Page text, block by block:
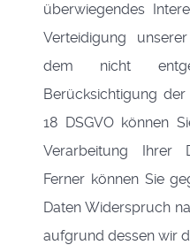
überwiegendes
Verteidigung
dem nicht
Berücksichtigung
18 DSGVO können
Verarbeitung Ihrer
Ferner können Sie
Daten Widerspruch
aufgrund dessen wir